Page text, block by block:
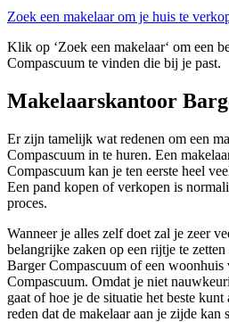
Zoek een makelaar om je huis te
Klik op ‘Zoek een makelaar‘ om een
Compascuum te vinden die bij je past.
Makelaarskantoor
Er zijn tamelijk wat redenen om een
Compascuum in te huren. Een
Compascuum kan je ten eerste heel
Een pand kopen of verkopen is
proces.
Wanneer je alles zelf doet zal je zeer
belangrijke zaken op een rijtje te
Barger Compascuum of een
Compascuum. Omdat je niet
gaat of hoe je de situatie het beste
reden dat de makelaar aan je zijde kan